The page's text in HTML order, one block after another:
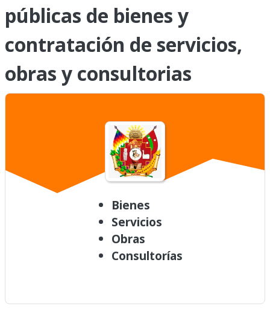
públicas de bienes y
contratación de servicios,
obras y consultorias
Bienes
Servicios
Obras
Consultorías